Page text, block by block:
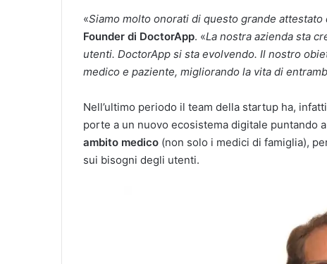
«Siamo molto onorati di questo grande attestato
Founder di DoctorApp. «La nostra azienda sta
utenti. DoctorApp si sta evolvendo. Il nostro
medico e paziente, migliorando la vita di
Nell’ultimo periodo il team della startup ha,
porte a un nuovo ecosistema digitale puntando a
ambito medico (non solo i medici di famiglia),
sui bisogni degli utenti.